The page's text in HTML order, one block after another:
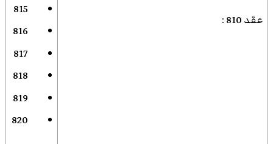
عقد 810 :
815
816
817
818
819
820